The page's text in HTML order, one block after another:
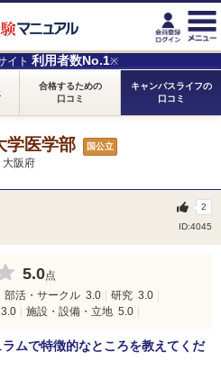
イト 利用者数No.1※
合格するための
口コミ
キャンパスライフの
口コミ
学医学部 国公立
大阪府
ID:4045
2
5.0点
部活・サークル 3.0 研究 3.0
3.0 施設・設備・立地 5.0
ムで特徴的なところを教えてくだ